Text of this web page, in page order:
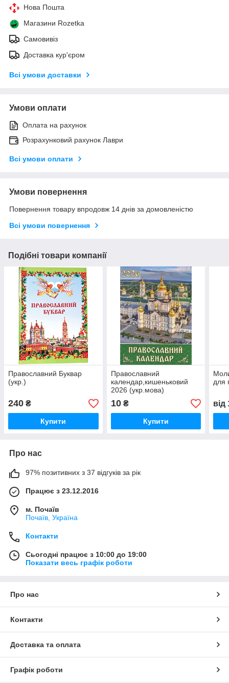
Нова Пошта
Магазини Rozetka
Самовивіз
Доставка кур'єром
Всі умови доставки
Умови оплати
Оплата на рахунок
Розрахунковий рахунок Лаври
Всі умови оплати
Умови повернення
Повернення товару впродовж 14 днів за домовленістю
Всі умови повернення
Подібні товари компанії
Православний Буквар
(укр.)
240 ₴
Купити
Православний
календар,кишеньковий
2026 (укр.мова)
10₴
Купити
для
від
Про нас
97% позитивних з 37 відгуків за рік
Працює з 23.12.2016
м. Почаїв
Почаїв, Україна
Контакти
Сьогодні працює з 10:00 до 19:00
Показати весь графік роботи
Про нас
Контакти
Доставка та оплата
Графік роботи